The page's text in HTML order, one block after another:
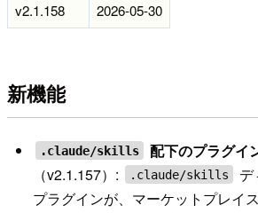
v2.1.158
2026-05-30
新機能
.claude/skills
配下のプラグイ
（v2.1.157）:
.claude/skills
デ
プラグインが、マーケットプレイ